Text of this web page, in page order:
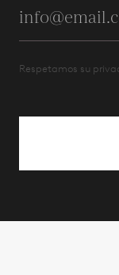
Respetamos su